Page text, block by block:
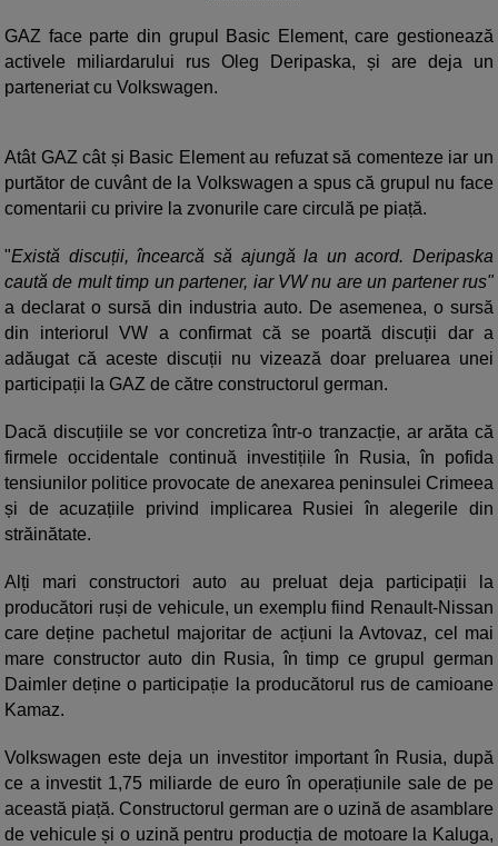
GAZ face parte din grupul Basic Element, care gestionează
activele miliardarului rus Oleg Deripaska, și are deja un
parteneriat cu Volkswagen.
Atât GAZ cât și Basic Element au refuzat să comenteze iar un
purtător de cuvânt de la Volkswagen a spus că grupul nu face
comentarii cu privire la zvonurile care circulă pe piață.
"Există discuții, încearcă să ajungă la un acord. Deripaska
caută de mult timp un partener, iar VW nu are un partener rus"
a declarat o sursă din industria auto. De asemenea, o sursă
din interiorul VW a confirmat că se poartă discuții dar a
adăugat că aceste discuții nu vizează doar preluarea unei
participații la GAZ de către constructorul german.
Dacă discuțiile se vor concretiza într-o tranzacție, ar arăta că
firmele occidentale continuă investițiile în Rusia, în pofida
tensiunilor politice provocate de anexarea peninsulei Crimeea
și de acuzațiile privind implicarea Rusiei în alegerile din
străinătate.
Alți mari constructori auto au preluat deja participații la
producători ruși de vehicule, un exemplu fiind Renault-Nissan
care deține pachetul majoritar de acțiuni la Avtovaz, cel mai
mare constructor auto din Rusia, în timp ce grupul german
Daimler deține o participație la producătorul rus de camioane
Kamaz.
Volkswagen este deja un investitor important în Rusia, după
ce a investit 1,75 miliarde de euro în operațiunile sale de pe
această piață. Constructorul german are o uzină de asamblare
de vehicule și o uzină pentru producția de motoare la Kaluga,